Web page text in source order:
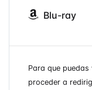
Blu-ray
Para que puedas
proceder a